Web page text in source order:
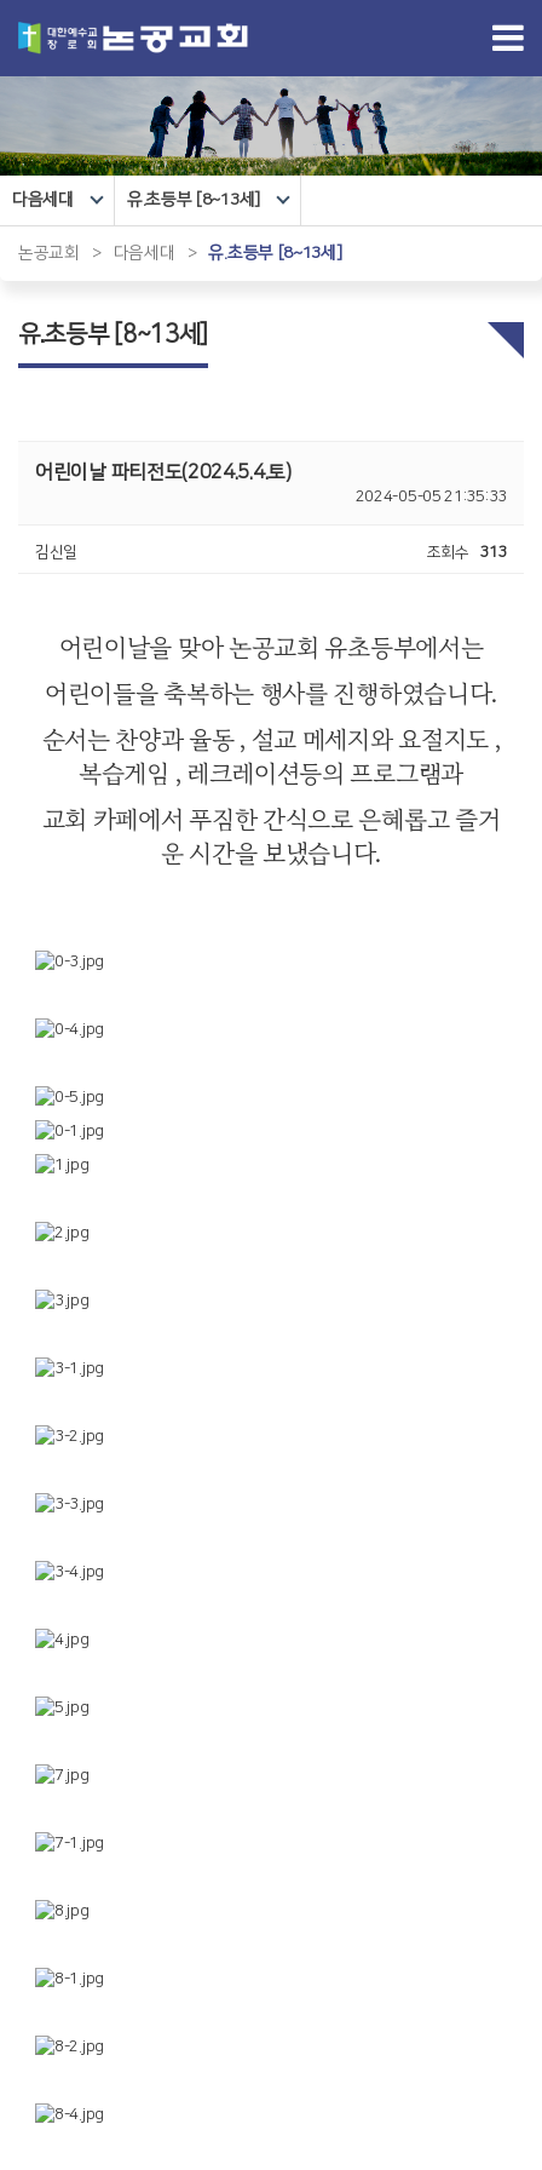
다음세대 유.초등부 [8~13세]
논공교회 > 다음세대 > 유.초등부 [8~13세]
유.초등부 [8~13세]
어린이날 파티전도(2024.5.4.토)
2024-05-05 21:35:33
김신일 조회수 313
어린이날을 맞아 논공교회 유초등부에서는
어린이들을 축복하는 행사를 진행하였습니다.
순서는 찬양과 율동 , 설교 메세지와 요절지도 ,
복습게임 , 레크레이션등의 프로그램과
교회 카페에서 푸짐한 간식으로 은혜롭고 즐거
운 시간을 보냈습니다.